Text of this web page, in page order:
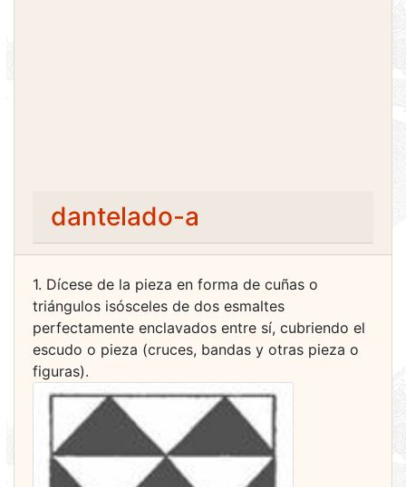
dantelado-a
1. Dícese de la pieza en forma de cuñas o
triángulos isósceles de dos esmaltes
perfectamente enclavados entre sí, cubriendo el
escudo o pieza (cruces, bandas y otras pieza o
figuras).